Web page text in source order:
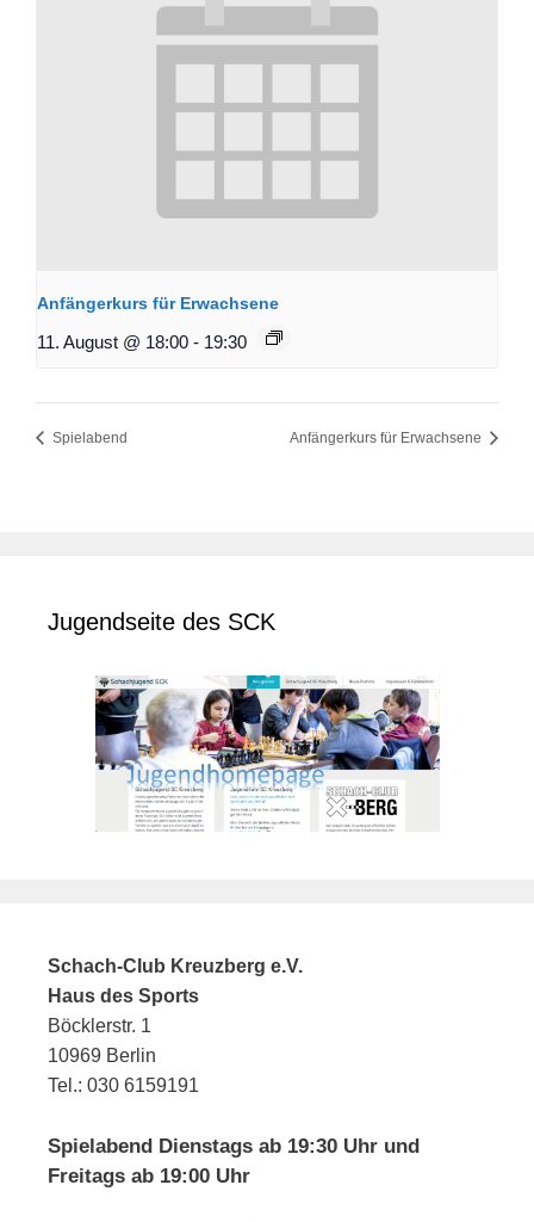
Anfängerkurs für Erwachsene
11. August @ 18:00 - 19:30
Spielabend Anfängerkurs für Erwachsene
Jugendseite des SCK
Schach-Club Kreuzberg e.V.
Haus des Sports
Böcklerstr. 1
10969 Berlin
Tel.: 030 6159191
Spielabend Dienstags ab 19:30 Uhr und
Freitags ab 19:00 Uhr